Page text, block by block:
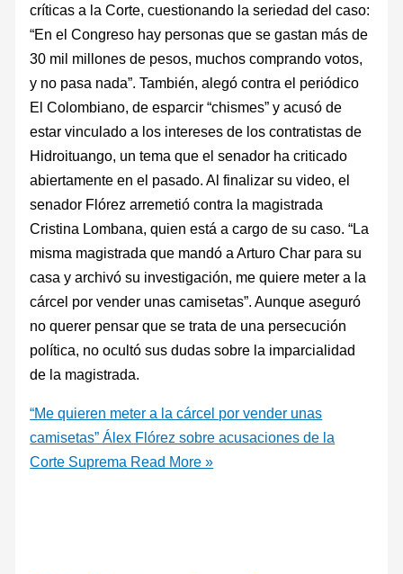
críticas a la Corte, cuestionando la seriedad del caso:
“En el Congreso hay personas que se gastan más de
30 mil millones de pesos, muchos comprando votos,
y no pasa nada”. También, alegó contra el periódico
El Colombiano, de esparcir “chismes” y acusó de
estar vinculado a los intereses de los contratistas de
Hidroituango, un tema que el senador ha criticado
abiertamente en el pasado. Al finalizar su video, el
senador Flórez arremetió contra la magistrada
Cristina Lombana, quien está a cargo de su caso. “La
misma magistrada que mandó a Arturo Char para su
casa y archivó su investigación, me quiere meter a la
cárcel por vender unas camisetas”. Aunque aseguró
no querer pensar que se trata de una persecución
política, no ocultó sus dudas sobre la imparcialidad
de la magistrada.
“Me quieren meter a la cárcel por vender unas
camisetas” Álex Flórez sobre acusaciones de la
Corte Suprema Read More »